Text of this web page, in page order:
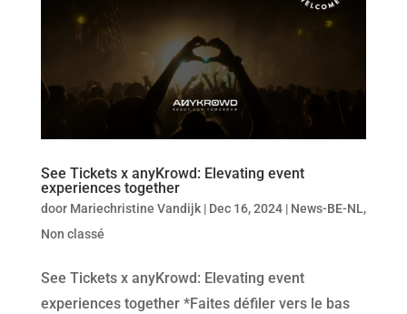
See Tickets x anyKrowd: Elevating event
experiences together
door Mariechristine Vandijk| Dec 16, 2024| News-BE-NL,
Non classé
See Tickets x anyKrowd: Elevating event
experiences together *Faites défiler vers le bas